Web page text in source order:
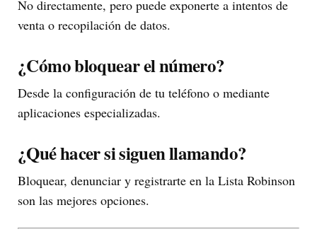
No directamente, pero puede exponerte a intentos de
venta o recopilación de datos.
¿Cómo bloquear el número?
Desde la configuración de tu teléfono o mediante
aplicaciones especializadas.
¿Qué hacer si siguen llamando?
Bloquear, denunciar y registrarte en la Lista Robinson
son las mejores opciones.